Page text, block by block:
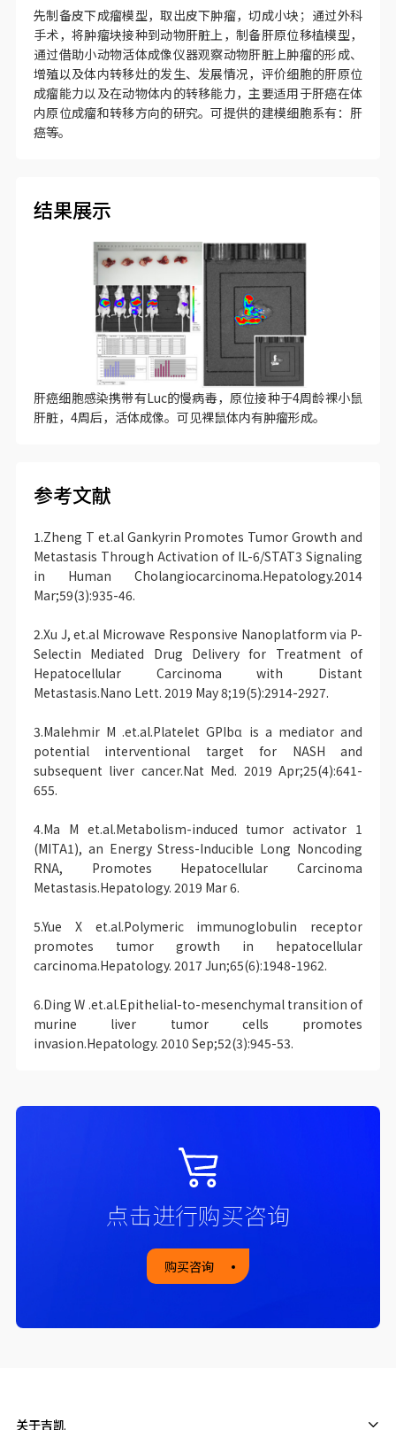
先制备皮下成瘤模型，取出皮下肿瘤，切成小块；通过外科
手术，将肿瘤块接种到动物肝脏上，制备肝原位移植模型，
通过借助小动物活体成像仪器观察动物肝脏上肿瘤的形成、
增殖以及体内转移灶的发生、发展情况，评价细胞的肝原位
成瘤能力以及在动物体内的转移能力，主要适用于肝癌在体
内原位成瘤和转移方向的研究。可提供的建模细胞系有：肝
癌等。
结果展示
肝癌细胞感染携带有Luc的慢病毒，原位接种于4周龄裸小鼠
肝脏，4周后，活体成像。可见裸鼠体内有肿瘤形成。
参考文献
1.Zheng T et.al Gankyrin Promotes Tumor Growth and
Metastasis Through Activation of IL-6/STAT3 Signaling
in Human Cholangiocarcinoma.Hepatology.2014
Mar;59(3):935-46.
2.Xu J, et.al Microwave Responsive Nanoplatform via P-
Selectin Mediated Drug Delivery for Treatment of
Hepatocellular Carcinoma with Distant
Metastasis.Nano Lett. 2019 May 8;19(5):2914-2927.
3.Malehmir M .et.al.Platelet GPIbα is a mediator and
potential interventional target for NASH and
subsequent liver cancer.Nat Med. 2019 Apr;25(4):641-
655.
4.Ma M et.al.Metabolism-induced tumor activator 1
(MITA1), an Energy Stress-Inducible Long Noncoding
RNA, Promotes Hepatocellular Carcinoma
Metastasis.Hepatology. 2019 Mar 6.
5.Yue X et.al.Polymeric immunoglobulin receptor
promotes tumor growth in hepatocellular
carcinoma.Hepatology. 2017 Jun;65(6):1948-1962.
6.Ding W .et.al.Epithelial-to-mesenchymal transition of
murine liver tumor cells promotes
invasion.Hepatology. 2010 Sep;52(3):945-53.
点击进行购买咨询
购买咨询
关于吉凯